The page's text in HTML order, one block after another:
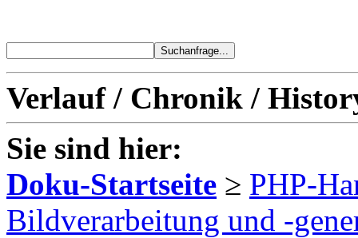
Verlauf / Chronik /
Sie sind hier:
Doku-Startseite ≥ PHP-
Bildverarbeitung und -